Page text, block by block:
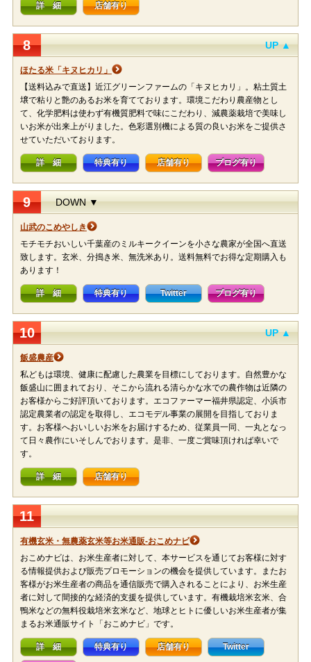
詳 細 店舗有り
8 UP ▲
ほたる米「キヌヒカリ」
【送料込みで直送】近江グリーンファームの「キヌヒカリ」。粘土質土
壌で粘りと艶のあるお米を育てております。環境こだわり農産物とし
て、化学肥料は使わず有機質肥料で味にこだわり、減農薬栽培で美味し
いお米が出来上がりました。色彩選別機による質の良いお米をご提供さ
せていただいております。
詳 細 特典有り 店舗有り ブログ有り
9 DOWN ▼
山武のこめやしき
モチモチおいしい千葉産のミルキークイーンを小さな農家が全国へ直送
致します。玄米、分搗き米、無洗米あり。送料無料でお得な定期購入も
あります！
詳 細 特典有り Twitter ブログ有り
10 UP ▲
飯盛農産
私どもは環境、健康に配慮した農業を目標にしております。自然豊かな
飯盛山に囲まれており、そこから流れる清らかな水での農作物は近隣の
お客様からご好評頂いております。エコファーマー福井県認定、小浜市
認定農業者の認定を取得し、エコモデル事業の展開を目指しておりま
す。お客様へおいしいお米をお届けするため、従業員一同、一丸となっ
て日々農作にいそしんでおります。是非、一度ご賞味頂ければ幸いで
す。
詳 細 店舗有り
11
有機玄米・無農薬玄米等お米通販-おこめナビ
おこめナビは、お米生産者に対して、本サービスを通じてお客様に対す
る情報提供および販売プロモーションの機会を提供しています。またお
客様がお米生産者の商品を通信販売で購入されることにより、お米生産
者に対して間接的な経済的支援を提供しています。有機栽培米玄米、合
鴨米などの無料役栽培米玄米など、地球とヒトに優しいお米生産者が集
まるお米通販サイト「おこめナビ」です。
詳 細 特典有り 店舗有り Twitter